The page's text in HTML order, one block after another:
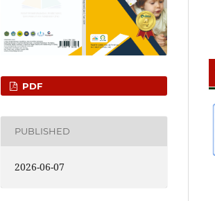
PDF
PUBLISHED
2026-06-07